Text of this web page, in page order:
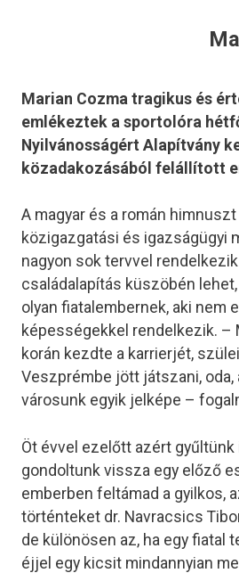
Marian Cozma tragikus és
emlékeztek a sportolóra
Nyilvánosságért Alapítvány
közadakozásából felállított
A magyar és a román
közigazgatási és igazságügyi
nagyon sok tervvel
családalapítás küszöbén
olyan fiatalembernek, aki nem
képességekkel rendelkezik. –
korán kezdte a karrierjét,
Veszprémbe jött játszani, oda,
városunk egyik jelképe –
Öt évvel ezelőtt azért
gondoltunk vissza egy előző
emberben feltámad a gyilkos,
történteket dr. Navracsics
de különösen az, ha egy fiatal
éjjel egy kicsit mindannyian